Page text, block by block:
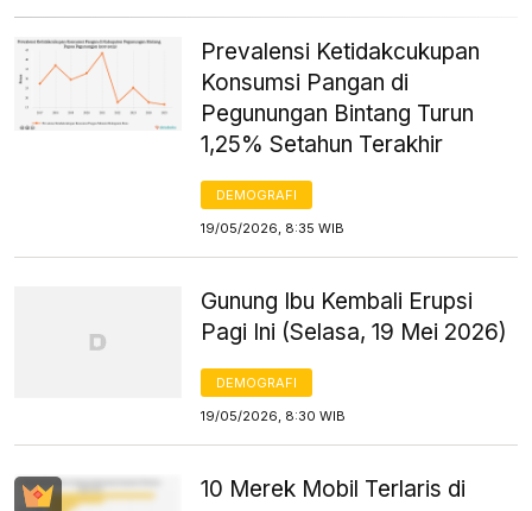
Prevalensi Ketidakcukupan
Konsumsi Pangan di
Pegunungan Bintang Turun
1,25% Setahun Terakhir
DEMOGRAFI
19/05/2026, 8:35 WIB
Gunung Ibu Kembali Erupsi
Pagi Ini (Selasa, 19 Mei 2026)
DEMOGRAFI
19/05/2026, 8:30 WIB
10 Merek Mobil Terlaris di